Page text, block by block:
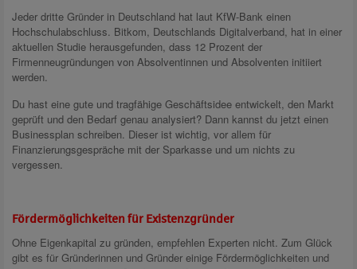
Jeder dritte Gründer in Deutschland hat laut KfW-Bank einen
Hochschulabschluss. Bitkom, Deutschlands Digitalverband, hat in einer
aktuellen Studie herausgefunden, dass 12 Prozent der
Firmenneugründungen von Absolventinnen und Absolventen initiiert
werden.
Du hast eine gute und tragfähige Geschäftsidee entwickelt, den Markt
geprüft und den Bedarf genau analysiert? Dann kannst du jetzt einen
Businessplan schreiben. Dieser ist wichtig, vor allem für
Finanzierungsgespräche mit der Sparkasse und um nichts zu
vergessen.
Fördermöglichkeiten für Existenzgründer
Ohne Eigenkapital zu gründen, empfehlen Experten nicht. Zum Glück
gibt es für Gründerinnen und Gründer einige Fördermöglichkeiten und